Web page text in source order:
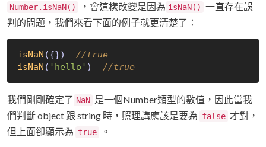
Number.isNaN() ，會這樣改變是因為 isNaN() 一直存在誤
判的問題，我們來看下面的例子就更清楚了：
isNaN ({})
//true
isNaN ( 'hello' ) //true
我們剛剛確定了 NaN 是一個Number類型的數值，因此當我
們判斷 object 跟 string 時，照理講應該是要為 false 才對，
但上面卻顯示為 true 。